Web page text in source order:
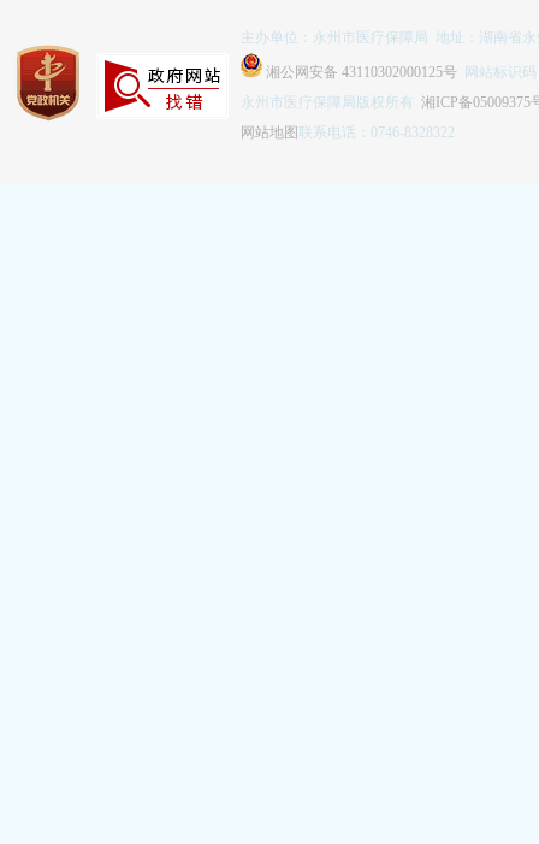
主办单位：永州市医疗保障局 地址：湖南省
湘公网安备 43110302000125号 网站标识码
永州市医疗保障局版权所有 湘ICP备05009375
网站地图 联系电话：0746-8328322